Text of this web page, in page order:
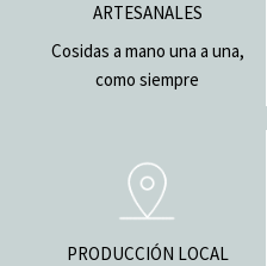
ARTESANALES
Cosidas a mano una a una,
como siempre
PRODUCCIÓN LOCAL